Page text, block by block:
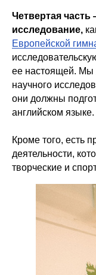
Четвертая
исследование,
Европейской
ее настоящей. Мы
научного
они должны
английском языке.
Кроме того, есть
деятельности,
творческие и
ПОДАТЬ ЗАЯВКУ